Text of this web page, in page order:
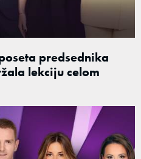
predsednika
lekciju celom